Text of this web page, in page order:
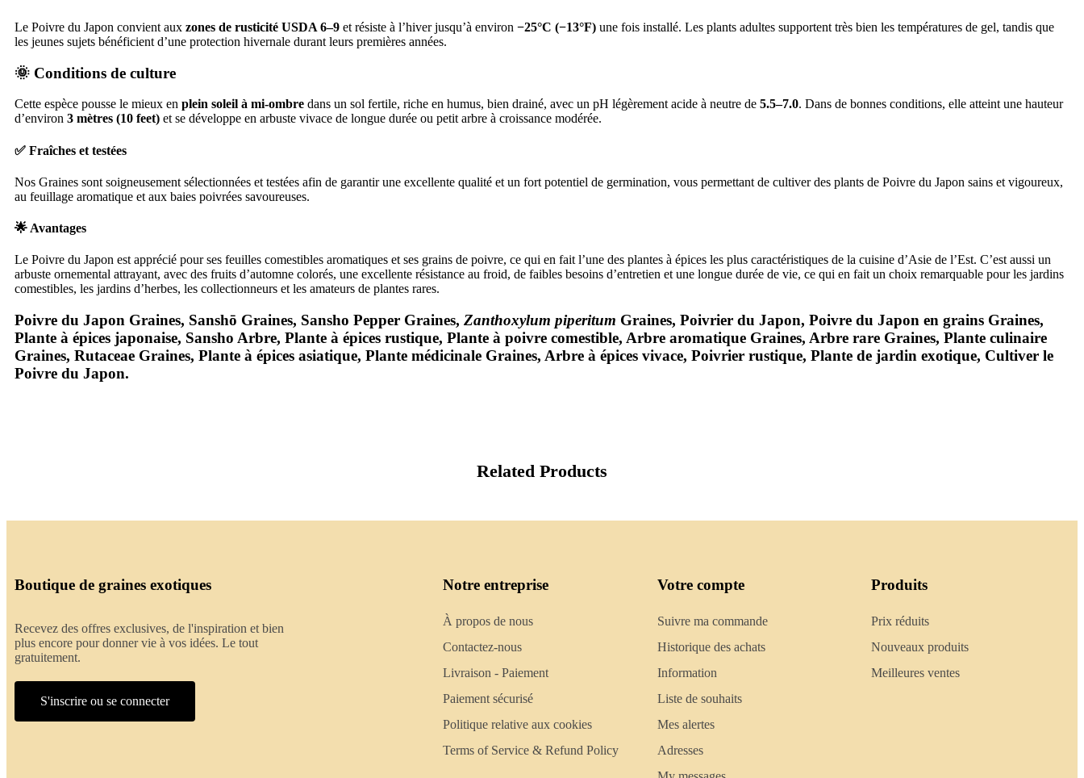
Le Poivre du Japon convient aux zones de rusticité USDA 6–9 et résiste à l’hiver jusqu’à environ −25°C (−13°F) une fois installé. Les plants adultes supportent très bien les températures de gel, tandis que
les jeunes sujets bénéficient d’une protection hivernale durant leurs premières années.
🌞 Conditions de culture
Cette espèce pousse le mieux en plein soleil à mi-ombre dans un sol fertile, riche en humus, bien drainé, avec un pH légèrement acide à neutre de 5.5–7.0. Dans de bonnes conditions, elle atteint une hauteur
d’environ 3 mètres (10 feet) et se développe en arbuste vivace de longue durée ou petit arbre à croissance modérée.
✅ Fraîches et testées
Nos Graines sont soigneusement sélectionnées et testées afin de garantir une excellente qualité et un fort potentiel de germination, vous permettant de cultiver des plants de Poivre du Japon sains et vigoureux,
au feuillage aromatique et aux baies poivrées savoureuses.
🌟 Avantages
Le Poivre du Japon est apprécié pour ses feuilles comestibles aromatiques et ses grains de poivre, ce qui en fait l’une des plantes à épices les plus caractéristiques de la cuisine d’Asie de l’Est. C’est aussi un
arbuste ornemental attrayant, avec des fruits d’automne colorés, une excellente résistance au froid, de faibles besoins d’entretien et une longue durée de vie, ce qui en fait un choix remarquable pour les jardins
comestibles, les jardins d’herbes, les collectionneurs et les amateurs de plantes rares.
Poivre du Japon Graines, Sanshō Graines, Sansho Pepper Graines, Zanthoxylum piperitum Graines, Poivrier du Japon, Poivre du Japon en grains Graines,
Plante à épices japonaise, Sansho Arbre, Plante à épices rustique, Plante à poivre comestible, Arbre aromatique Graines, Arbre rare Graines, Plante culinaire
Graines, Rutaceae Graines, Plante à épices asiatique, Plante médicinale Graines, Arbre à épices vivace, Poivrier rustique, Plante de jardin exotique, Cultiver le
Poivre du Japon.
Related Products
Boutique de graines exotiques
Recevez des offres exclusives, de l'inspiration et bien
plus encore pour donner vie à vos idées. Le tout
gratuitement.
S'inscrire ou se connecter
Notre entreprise
À propos de nous
Contactez-nous
Livraison - Paiement
Paiement sécurisé
Politique relative aux cookies
Terms of Service & Refund Policy
Votre compte
Suivre ma commande
Historique des achats
Information
Liste de souhaits
Mes alertes
Adresses
Produits
Prix réduits
Nouveaux produits
Meilleures ventes